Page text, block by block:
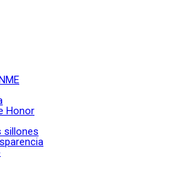
Honor
sillones